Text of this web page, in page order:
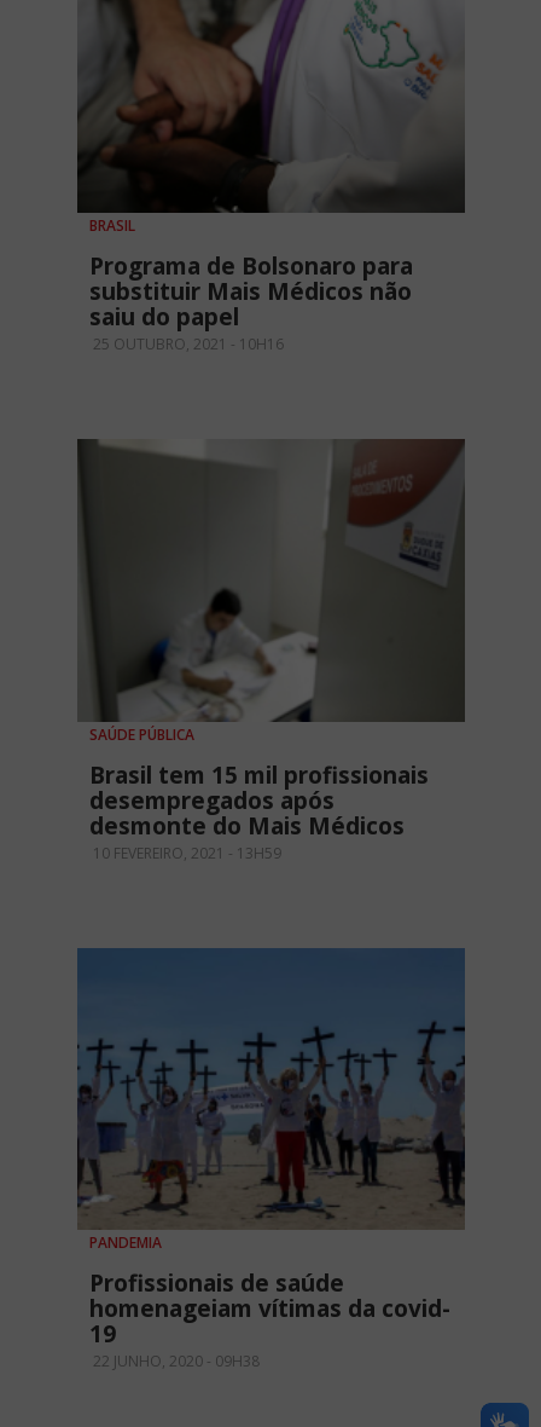
BRASIL
Programa de Bolsonaro para
substituir Mais Médicos não
saiu do papel
25 OUTUBRO, 2021 - 10H16
SAÚDE PÚBLICA
Brasil tem 15 mil profissionais
desempregados após
desmonte do Mais Médicos
10 FEVEREIRO, 2021 - 13H59
PANDEMIA
Profissionais de saúde
homenageiam vítimas da covid-
19
22 JUNHO, 2020 - 09H38